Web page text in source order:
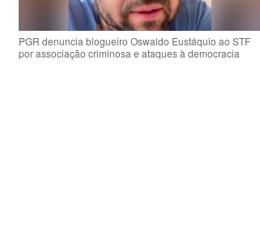
PGR denuncia blogueiro Oswaldo Eustáquio ao STF
por associação criminosa e ataques à democracia